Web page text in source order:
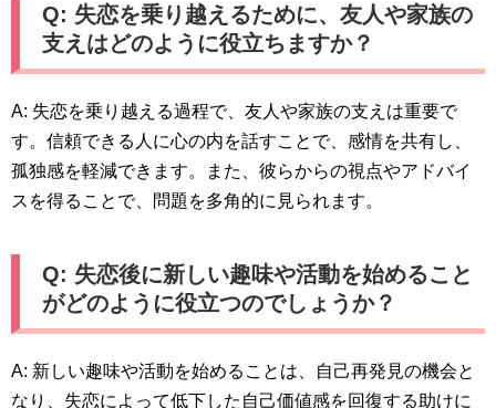
Q: 失恋を乗り越えるために、友人や家族の
支えはどのように役立ちますか？
A: 失恋を乗り越える過程で、友人や家族の支えは重要で
す。信頼できる人に心の内を話すことで、感情を共有し、
孤独感を軽減できます。また、彼らからの視点やアドバイ
スを得ることで、問題を多角的に見られます。
Q: 失恋後に新しい趣味や活動を始めること
がどのように役立つのでしょうか？
A: 新しい趣味や活動を始めることは、自己再発見の機会と
なり、失恋によって低下した自己価値感を回復する助けに